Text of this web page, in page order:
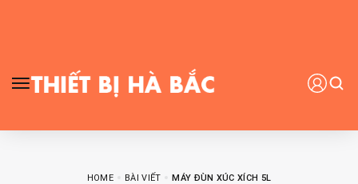
HOME BÀI VIẾT MÁY ĐÙN XÚC XÍCH 5L